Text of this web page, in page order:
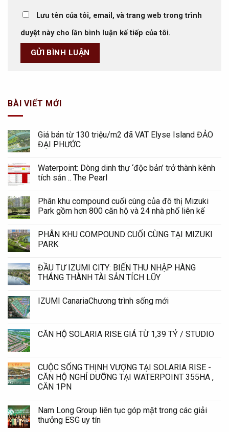
Lưu tên của tôi, email, và trang web trong trình
duyệt này cho lần bình luận kế tiếp của tôi.
BÀI VIẾT MỚI
Giá bán từ 130 triệu/m2 đã VAT Elyse Island ĐẢO
ĐẠI PHƯỚC
Waterpoint: Dòng dinh thự ‘độc bản’ trở thành kênh
tích sản .. The Pearl
Phân khu compound cuối cùng của đô thị Mizuki
Park gồm hơn 800 căn hộ và 24 nhà phố liên kế
PHÂN KHU COMPOUND CUỐI CÙNG TẠI MIZUKI
PARK
ĐẦU TƯ IZUMI CITY: BIẾN THU NHẬP HÀNG
THÁNG THÀNH TÀI SẢN TÍCH LŨY
IZUMI CanariaChương trình sống mới
CĂN HỘ SOLARIA RISE GIÁ TỪ 1,39 TỶ / STUDIO
CUỘC SỐNG THỊNH VƯỢNG TẠI SOLARIA RISE -
CĂN HỘ NGHỈ DƯỠNG TẠI WATERPOINT 355HA ,
CĂN 1PN
Nam Long Group liên tục góp mặt trong các giải
thưởng ESG uy tín